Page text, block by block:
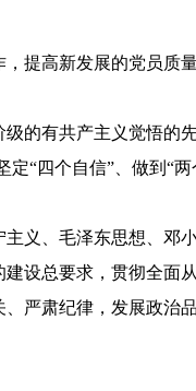
提高新发展的党员质
的有共产主义觉悟的
定“四个自信”、做到“
义、毛泽东思想、邓
设总要求，贯彻全面
严肃纪律，发展政治